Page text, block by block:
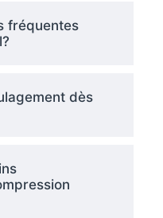
fréquentes
dès